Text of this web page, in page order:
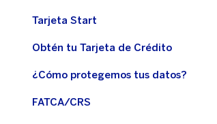
Tarjeta Start
Obtén tu Tarjeta de Crédito
¿Cómo protegemos tus datos?
FATCA/CRS